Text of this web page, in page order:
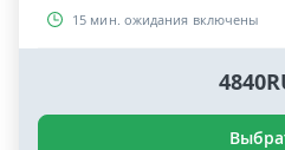
15 мин. ожидания включены